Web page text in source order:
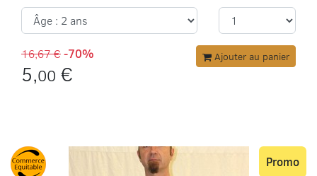
16,67 €-70%
5,00 €
Ajouter au panier
Promo